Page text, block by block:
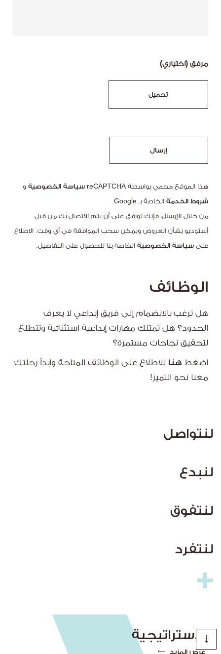
مرفق (اختياري)
إرسال
هذا الموقع محمي بواسطة reCAPTCHA سياسة الخصوصية و
شروط الخدمة الخاصة بـ Google.
من خلال الإرسال، فإنك توافق على أن يتم الاتصال بك من قبل
أستوديو بشأن العروض ويمكن سحب الموافقة في أي وقت. الاطلاع
علىسياسة الخصوصية الخاصة بنا للحصول على التفاصيل.
الوظائف
هل ترغب بالانضمام إلى فريق إبداعي لا يعرف
الحدود؟ هل تمتلك مهارات إبداعية استثنائية وتتطلع
لتحقيق نجاحات مستمرة؟
اضغط هنا للاطلاع على الوظائف المتاحة وابدأ رحلتك
معنا نحو التميز!
لنتواصل
لنبدع
لنتفوق
لنتفرد
الاستراتيجية
عرض المزيد